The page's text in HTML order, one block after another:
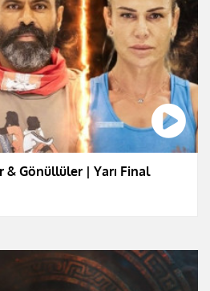
& Gönüllüler | Yarı Final